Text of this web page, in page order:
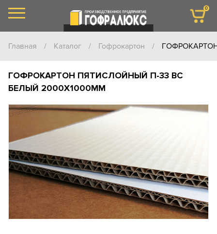
Главная / Каталог / Гофрокартон /
ГОФРОКАРТОН ПЯТИСЛОЙНЫЙ П-33 ВС
БЕЛЫЙ 2000Х1000ММ